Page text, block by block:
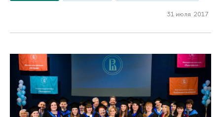
31 июля 2017